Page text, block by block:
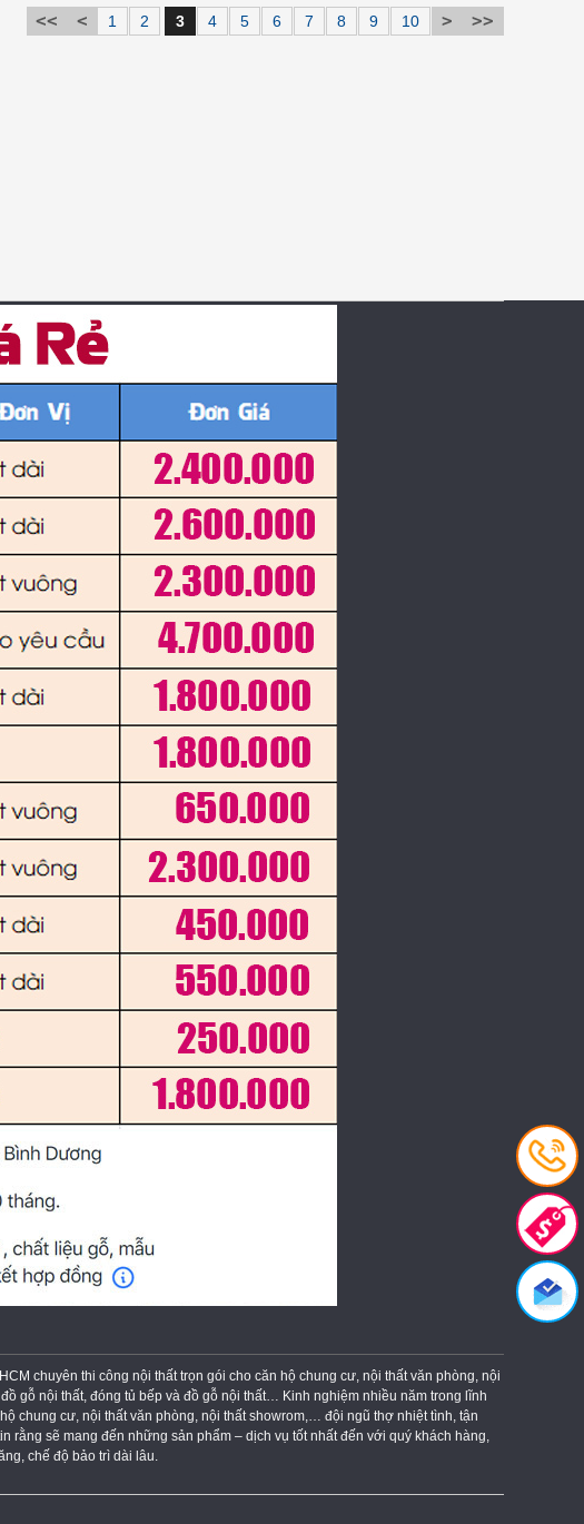
1 2 3 4 5 6 7 8 9 10
chuyên thi công nội thất trọn gói cho căn hộ chung cư, nội thất văn phòng, nội
gỗ nội thất, đóng tủ bếp và đồ gỗ nội thất… Kinh nghiệm nhiều năm trong lĩnh
chung cư, nội thất văn phòng, nội thất showrom,… đội ngũ thợ nhiệt tình, tận
rằng sẽ mang đến những sản phẩm – dịch vụ tốt nhất đến với quý khách hàng,
chế độ bảo trì dài lâu.